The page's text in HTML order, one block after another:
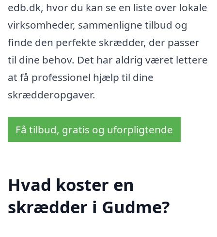
edb.dk, hvor du kan se en liste over lokale
virksomheder, sammenligne tilbud og
finde den perfekte skrædder, der passer
til dine behov. Det har aldrig været lettere
at få professionel hjælp til dine
skrædderopgaver.
Få tilbud, gratis og uforpligtende
Hvad koster en
skrædder i Gudme?